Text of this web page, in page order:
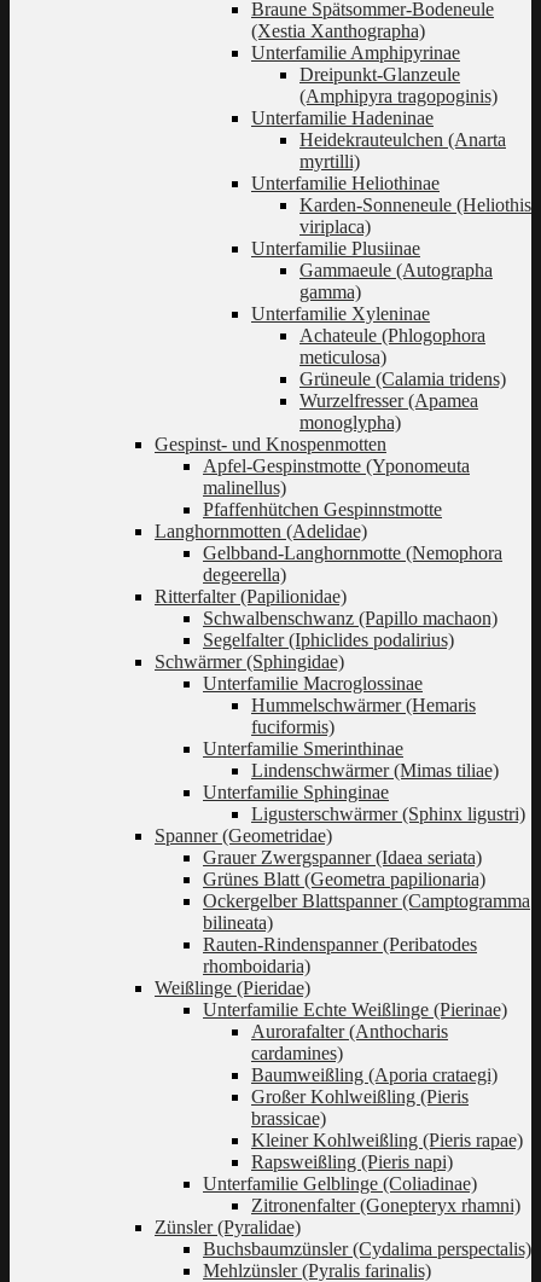
Braune Spätsommer-Bodeneule
(Xestia Xanthographa)
Unterfamilie Amphipyrinae
Dreipunkt-Glanzeule
(Amphipyra tragopoginis)
Unterfamilie Hadeninae
Heidekrauteulchen (Anarta
myrtilli)
Unterfamilie Heliothinae
Karden-Sonneneule (Heliothis
viriplaca)
Unterfamilie Plusiinae
Gammaeule (Autographa
gamma)
Unterfamilie Xyleninae
Achateule (Phlogophora
meticulosa)
Grüneule (Calamia tridens)
Wurzelfresser (Apamea
monoglypha)
Gespinst- und Knospenmotten
Apfel-Gespinstmotte (Yponomeuta
malinellus)
Pfaffenhütchen Gespinnstmotte
Langhornmotten (Adelidae)
Gelbband-Langhornmotte (Nemophora
degeerella)
Ritterfalter (Papilionidae)
Schwalbenschwanz (Papillo machaon)
Segelfalter (Iphiclides podalirius)
Schwärmer (Sphingidae)
Unterfamilie Macroglossinae
Hummelschwärmer (Hemaris
fuciformis)
Unterfamilie Smerinthinae
Lindenschwärmer (Mimas tiliae)
Unterfamilie Sphinginae
Ligusterschwärmer (Sphinx ligustri)
Spanner (Geometridae)
Grauer Zwergspanner (Idaea seriata)
Grünes Blatt (Geometra papilionaria)
Ockergelber Blattspanner (Camptogramma
bilineata)
Rauten-Rindenspanner (Peribatodes
rhomboidaria)
Weißlinge (Pieridae)
Unterfamilie Echte Weißlinge (Pierinae)
Aurorafalter (Anthocharis
cardamines)
Baumweißling (Aporia crataegi)
Großer Kohlweißling (Pieris
brassicae)
Kleiner Kohlweißling (Pieris rapae)
Rapsweißling (Pieris napi)
Unterfamilie Gelblinge (Coliadinae)
Zitronenfalter (Gonepteryx rhamni)
Zünsler (Pyralidae)
Buchsbaumzünsler (Cydalima perspectalis)
Mehlzünsler (Pyralis farinalis)